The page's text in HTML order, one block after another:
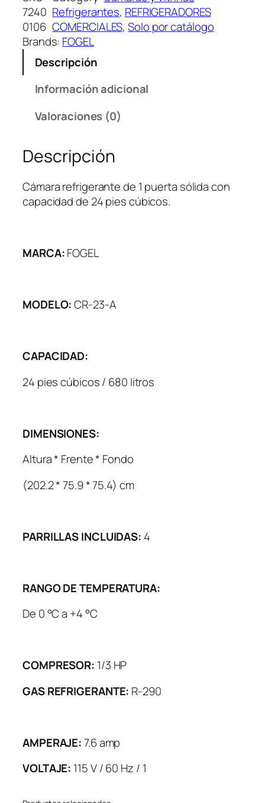
7240
0106
Refrigerantes, REFRIGERADORES
COMERCIALES, Solo por catálogo
Brands: FOGEL
Descripción
Información adicional
Valoraciones (0)
Descripción
Cámara refrigerante de 1 puerta sólida con
capacidad de 24 pies cúbicos.
MARCA:FOGEL
MODELO:CR-23-A
CAPACIDAD:
24 pies cúbicos / 680 litros
DIMENSIONES:
Altura * Frente * Fondo
(202.2 * 75.9 * 75.4) cm
PARRILLAS INCLUIDAS: 4
RANGO DE TEMPERATURA:
De 0 °C a +4 °C
COMPRESOR: 1/3 HP
GAS REFRIGERANTE: R-290
AMPERAJE:7.6 amp
VOLTAJE: 115 V / 60 Hz / 1